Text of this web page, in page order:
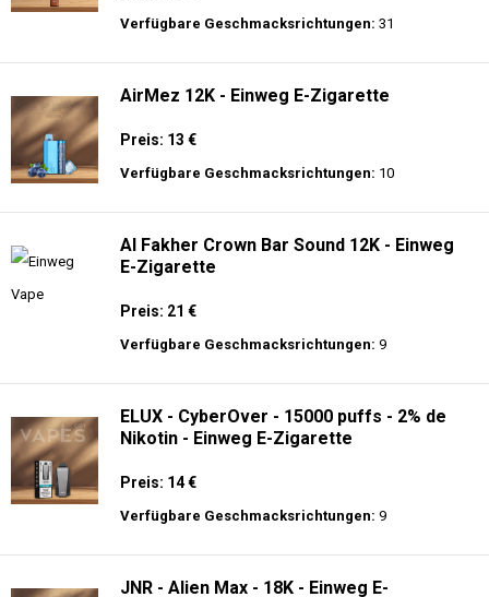
Verfügbare Geschmacksrichtungen: 31
AirMez 12K - Einweg E-Zigarette
Preis: 13 €
Verfügbare Geschmacksrichtungen: 10
Al Fakher Crown Bar Sound 12K - Einweg
E-Zigarette
Preis: 21 €
Verfügbare Geschmacksrichtungen: 9
ELUX - CyberOver - 15000 puffs - 2% de
Nikotin - Einweg E-Zigarette
Preis: 14 €
Verfügbare Geschmacksrichtungen: 9
JNR - Alien Max - 18K - Einweg E-